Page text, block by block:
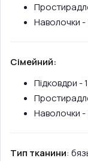
Наволочки -
Сімейний:
Підковдри -
Наволочки -
Тип тканини: